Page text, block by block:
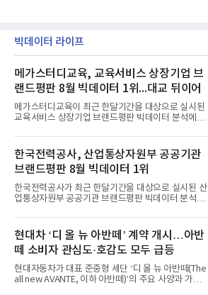
빅데이터 라이프
메가스터디교육, 교육서비스 상장기업 브
랜드평판 8월 빅데이터 1위...대교 뒤이어
메가스터디교육이 최근 한달기간을 대상으로 실시된
교육서비스 상장기업 브랜드평판 빅데이터 분석에서
일 한국기업평판연구소(소장 구창환)는 국내 교육서
비스 상장기업 브랜드를 대상으로 지난 7월 7일부터
8월 7일까지 수집된 소비자 빅데이터 10,074,233건
을 분석한 결과, 메가스터디교육이 브랜드평판지수
1,710,926을 기록하며 8월 1위에 올랐다고 밝혔다.
분석에 활용된 빅데이터는 지난 7월(9,491,206건) 대
비 6.14% 증가한 수치로, 교육서비스 상장기업 브랜
디교육, 대교, 디지
한국전력공사, 산업통상자원부 공공기관
브랜드평판 8월 빅데이터 1위
한국전력공사가 최근 한달기간을 대상으로 실시된 산
업통상자원부 공공기관 브랜드평판 빅데이터 분석에
이 순으로 뒤를 이었다.7일 한국기업평판연구소(소장
구창환)는 산업통상자원부 공공기관 41개 브랜드를
대상으로 지난 7월 7일부터 8월 7일까지 수집된 소비
자 빅데이터 91,102,549건을 분석한 결과, 한국전력
공사가 브랜드평판지수 10,670,633을 기록하며 8월
1위에 올랐다고 밝혔다. 분석에 활용된 빅데이터는 지
난 7월(88,893,823건) 대비 2.48% 증가한 수치다.연
현대차 ‘디 올 뉴 아반떼’ 계약 개시…아반
떼 소비자 관심도·호감도 모두 급등
현대자동차가 대표 준중형 세단 ‘디 올 뉴 아반떼(The
all new AVANTE, 이하 아반떼)’의 주요 사양과 가격